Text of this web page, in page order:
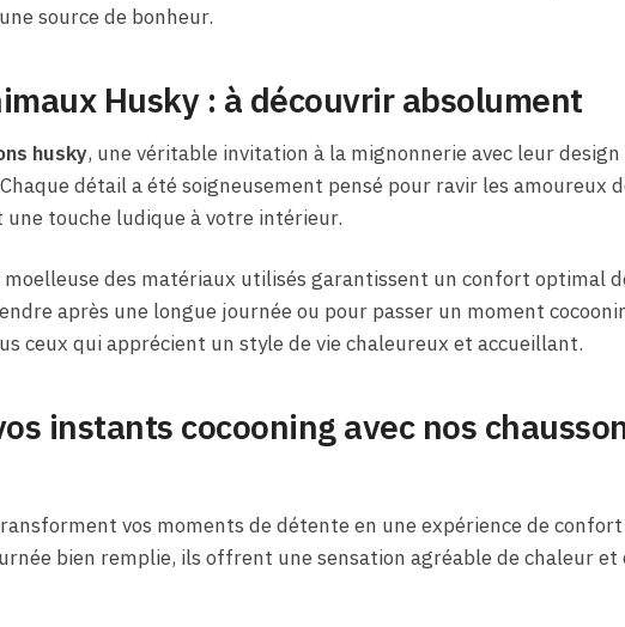
source de bonheur.
Husky : à découvrir absolument
husky, une véritable invitation à la mignonnerie avec leur
détail a été soigneusement pensé pour ravir les amoureux
touche ludique à votre intérieur.
des matériaux utilisés garantissent un confort optimal
après une longue journée ou pour passer un moment
ceux qui apprécient un style de vie chaleureux et accueillant.
instants cocooning avec nos
vos moments de détente en une expérience de
bien remplie, ils offrent une sensation agréable de chaleur